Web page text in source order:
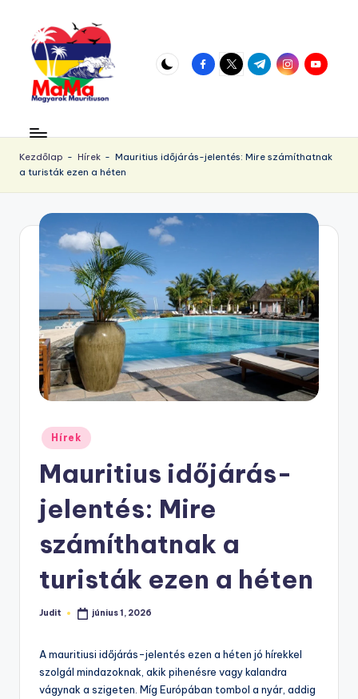
content
u
ri
ti
s.
az
örökös
napsütés!
facebook.com
twitter.com
t.me instagram.com
Kezdőlap - Hírek - Mauritius időjárás-jelentés: Mire számíthatnak
a turisták ezen a héten
Posted
in
Hírek
Mauritius időjárás-
jelentés: Mire
számíthatnak a
turisták ezen a héten
Posted
Judit június 1, 2026
A mauritiusi időjárás-jelentés ezen a héten jó hírekkel
szolgál mindazoknak, akik pihenésre vagy kalandra
vágynak a szigeten. Míg Európában tombol a nyár, addig